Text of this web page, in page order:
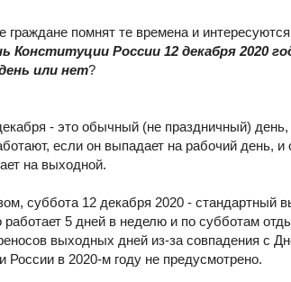
граждане помнят те времена и
Конституции России 12 декабря 2020
или нет?
- это обычный (не праздничный) день,
если он выпадает на рабочий день, и
на выходной.
суббота 12 декабря 2020 - стандартный
работает 5 дней в неделю и по субботам
выходных дней из-за совпадения с
России в 2020-м году не предусмотрено.